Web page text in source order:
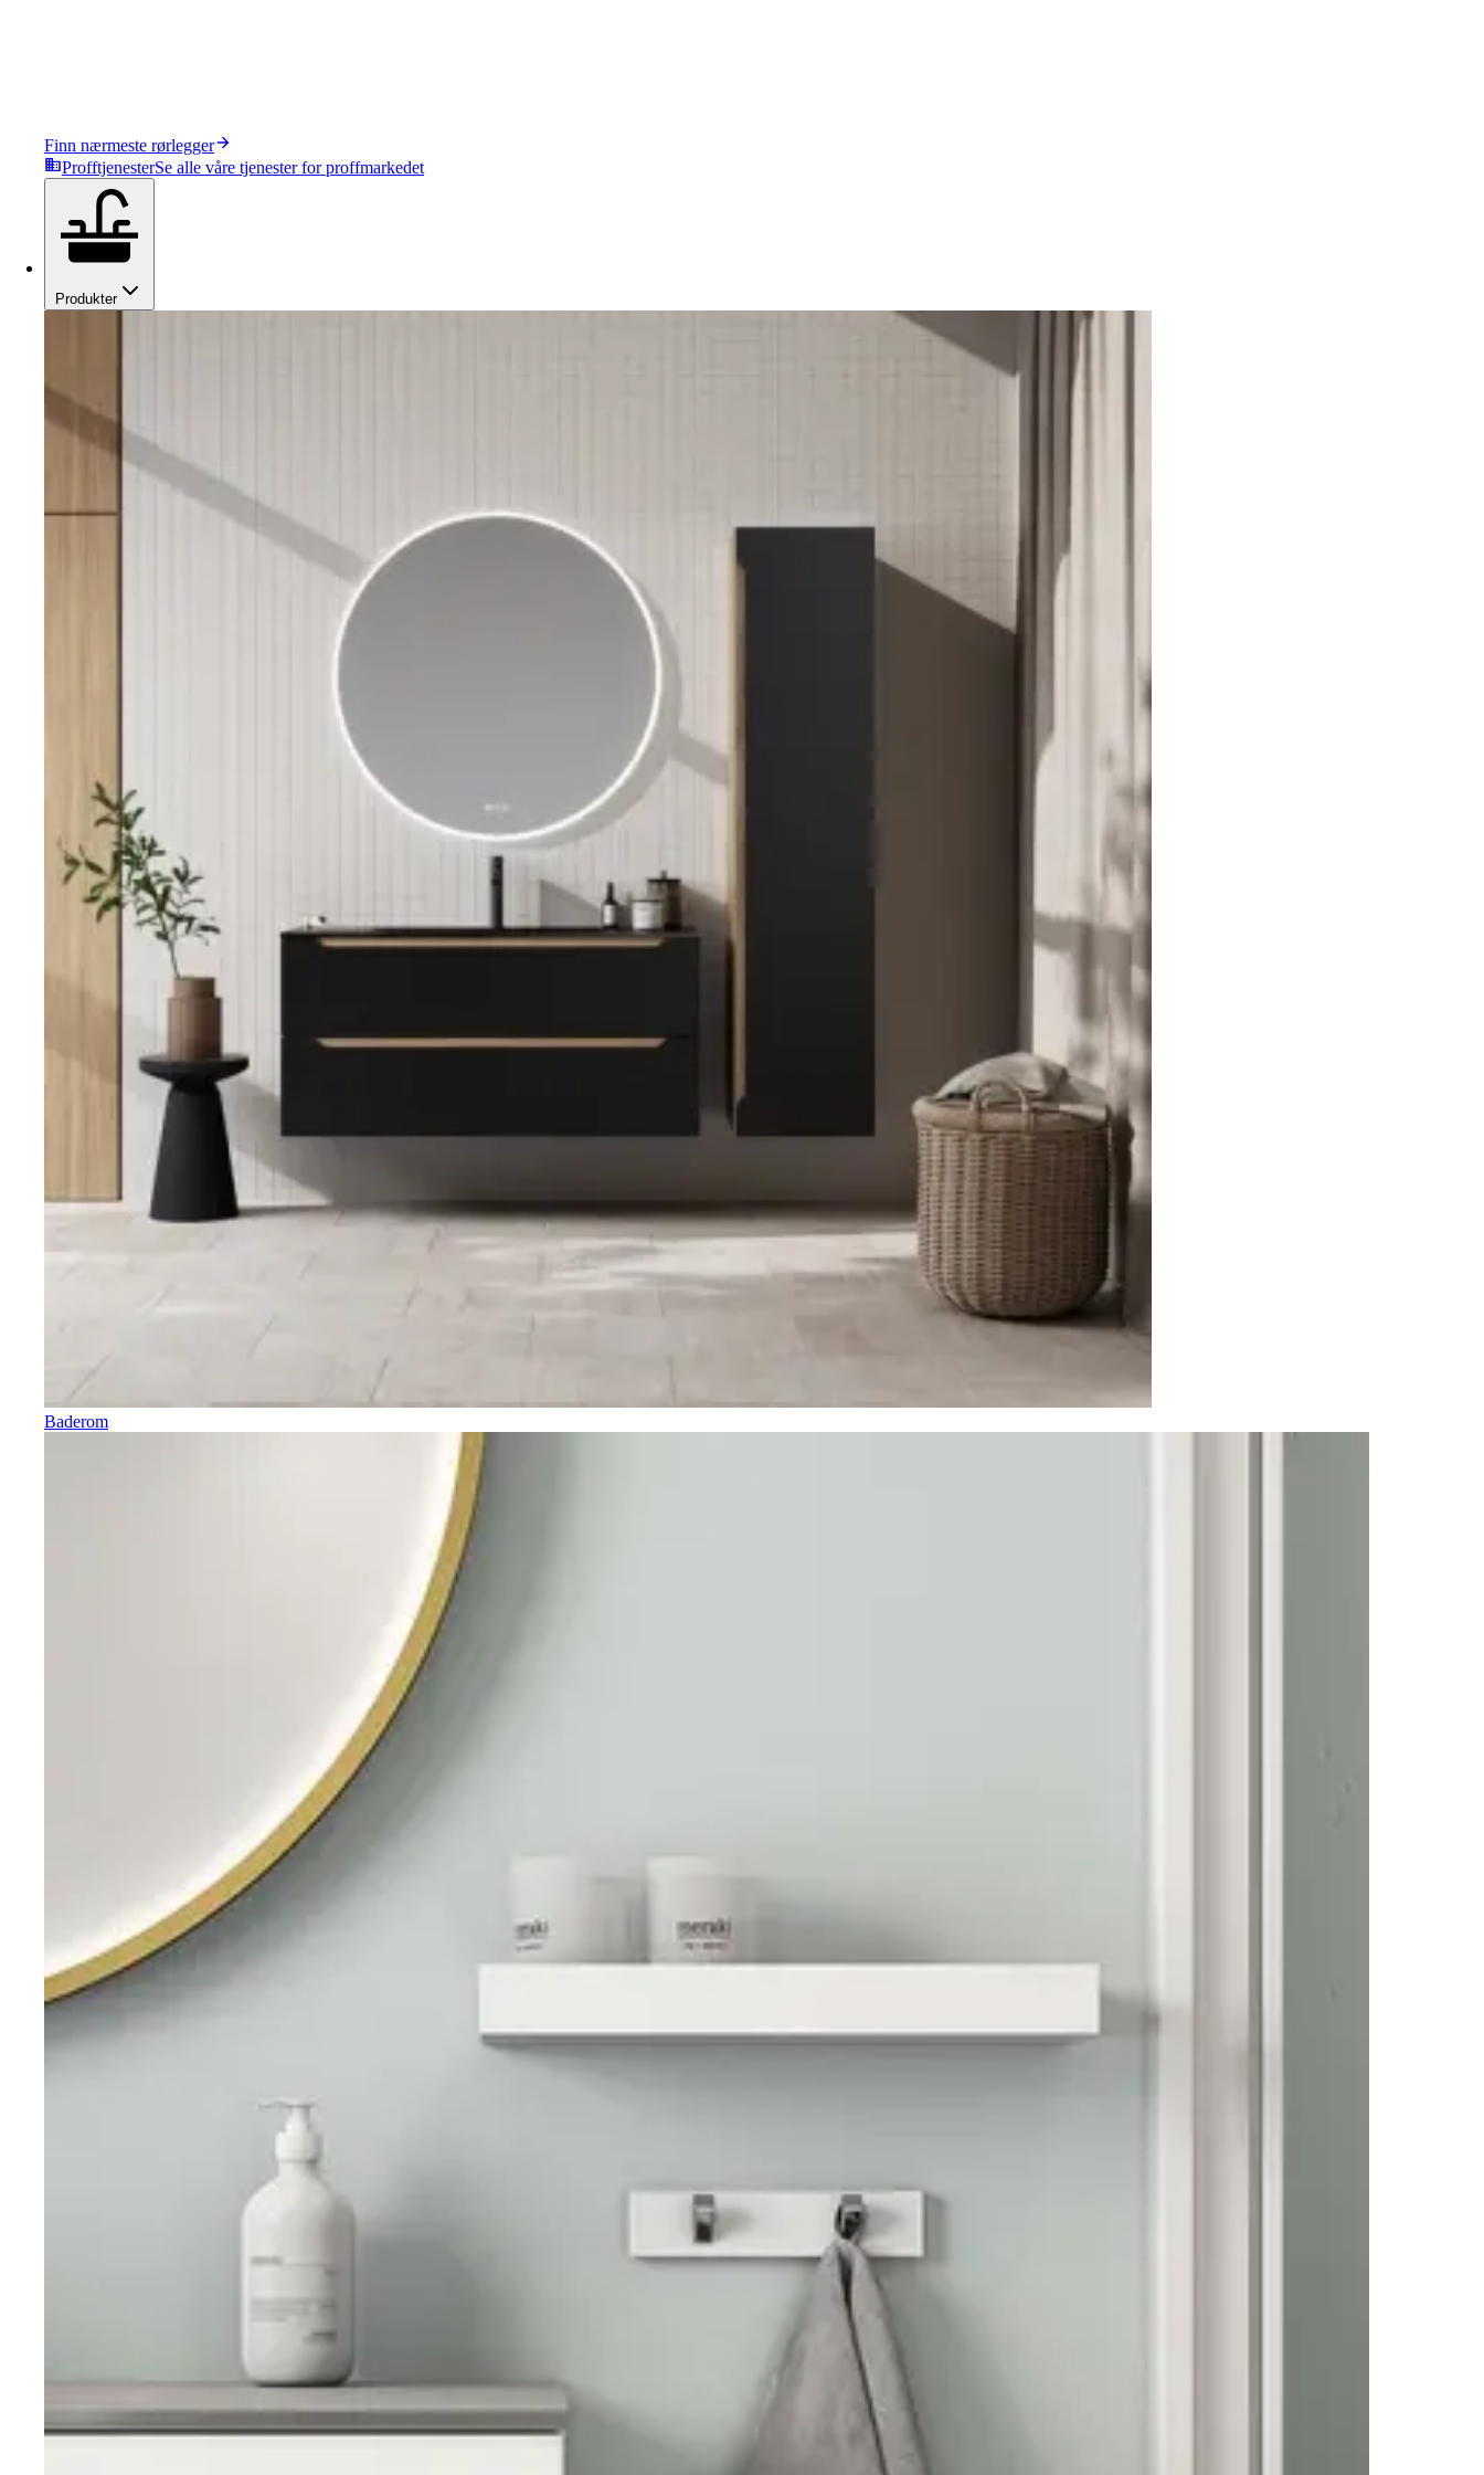
Finn nærmeste rørlegger
ProfftjenesterSe alle våre tjenester for proffmarkedet
Produkter
Baderom